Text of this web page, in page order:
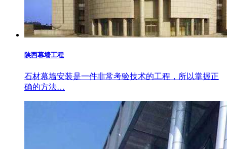
陕西幕墙工程
石材幕墙安装是一件非常考验技术的工程，所以掌握正
确的方法…